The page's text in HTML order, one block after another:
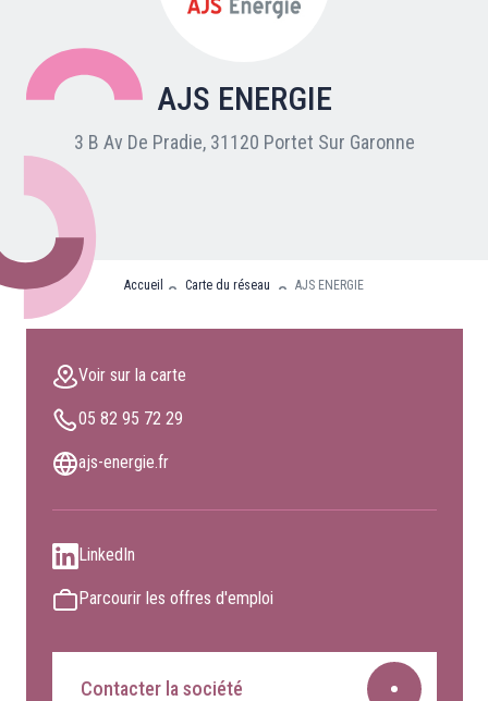
Nos adhérents
Carte du réseau
Nos partenaires
Clients professionnels
AJS ENERGIE
3 B Av De Pradie, 31120 Portet Sur Garonne
Accueil Carte du réseau AJS ENERGIE
Voir sur la carte
05 82 95 72 29
ajs-energie.fr
LinkedIn
Parcourir les offres d'emploi
Contacter la société